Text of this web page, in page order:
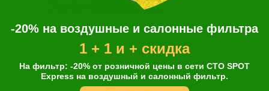
-20% на воздушные и салонные фильтра
1 + 1 и + скидка
На фильтр: -20% от розничной цены в сети СТО SPOT
Express на воздушный и салонный фильтр.